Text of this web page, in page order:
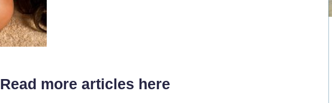
Read more articles here